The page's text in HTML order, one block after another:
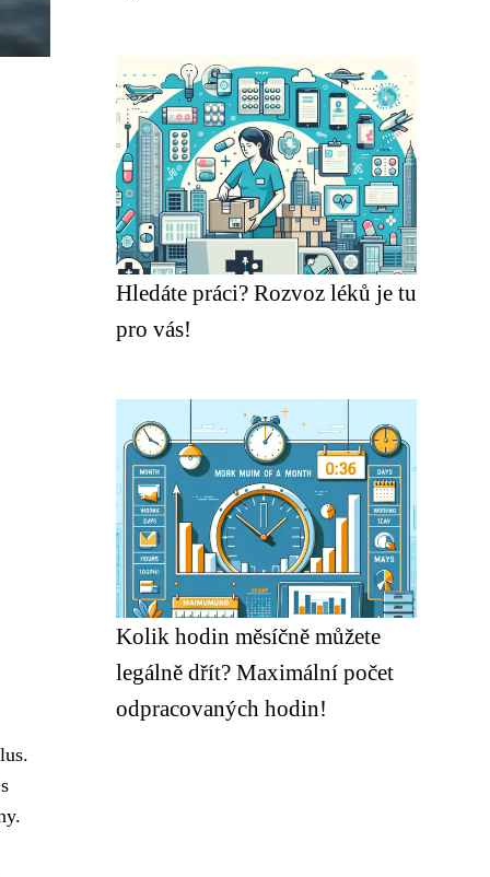
Hledáte práci? Rozvoz léků je tu
pro vás!
Kolik hodin měsíčně můžete
legálně dřít? Maximální počet
odpracovaných hodin!